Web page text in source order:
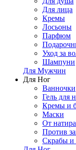
Для лица
Кремы
Лосьоны
Парфюм
Уход за
Шампуни
Для Мужчин
Для Ног
Ванночки
Гель для
Кремы и
Маски
От
Против
Скрабы и